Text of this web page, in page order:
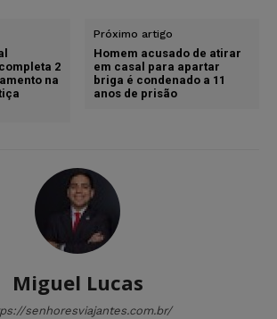
2
na
Próximo artigo
Homem acusado de atirar
em casal para apartar
briga é condenado a 11
anos de prisão
Miguel Lucas
senhoresviajantes.com.br/